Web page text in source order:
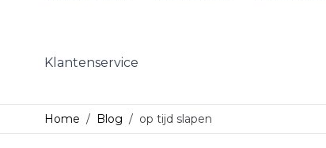
Klantenservice
Home / Blog / op tijd slapen